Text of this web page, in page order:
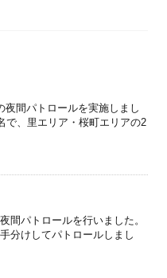
夜間パトロールを実施しまし
で、里エリア・桜町エリアの2
間パトロールを行いました。
分けしてパトロールしまし